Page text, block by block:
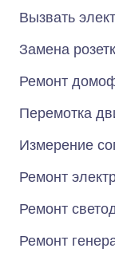
Вызвать
Замена
Ремонт
Перемотка
Измерение
Ремонт
Ремонт
Ремонт